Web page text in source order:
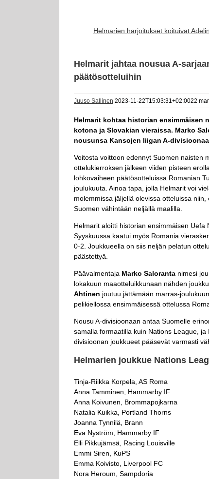
Helmarien harjoitukset koituivat
Helmarit jahtaa nousua A-
päätösotteluihin
Juuso Sallinen 2023-11-22T15:03:31+02:0022
Helmarit kohtaa historian ensimmäisen
kotona ja Slovakian vieraissa. Marko
nousunsa Kansojen liigan A-
Voitosta voittoon edennyt Suomen naisten
ottelukierroksen jälkeen viiden pisteen
lohkovaiheen päätösotteluissa Romanian
joulukuuta. Ainoa tapa, jolla Helmarit voi
molemmissa jäljellä olevissa otteluissa
Suomen vähintään neljällä maalilla.
Helmarit aloitti historian ensimmäisen
Syyskuussa kaatui myös Romania
0-2. Joukkueella on siis neljän pelatun
päästettyä.
Päävalmentaja Marko Saloranta nimesi
lokakuun maaotteluikkunaan nähden
Ahtinen joutuu jättämään marras-
pelikiellossa ensimmäisessä ottelussa
Nousu A-divisioonaan antaa Suomelle
samalla formaatilla kuin Nations League,
divisioonan joukkueet pääsevät varmasti
Helmarien joukkue Nations
Tinja-Riikka Korpela, AS Roma
Anna Tamminen, Hammarby IF
Anna Koivunen, Brommapojkarna
Natalia Kuikka, Portland Thorns
Joanna Tynnilä, Brann
Eva Nyström, Hammarby IF
Elli Pikkujämsä, Racing Louisville
Emmi Siren, KuPS
Emma Koivisto, Liverpool FC
Nora Heroum, Sampdoria